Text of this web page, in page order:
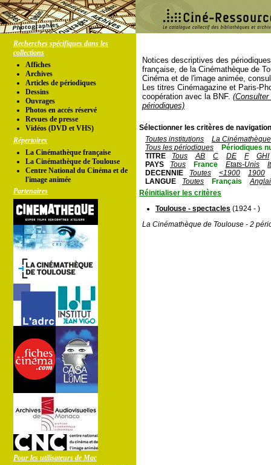
Recherches spécifiques dans les
collections
Affiches
Archives
Articles de périodiques
Dessins
Ouvrages
Photos en accés réservé
Revues de presse
Vidéos (DVD et VHS)
Répertoires
La Cinémathèque française
La Cinémathèque de Toulouse
Centre National du Cinéma et de
l'image animée
Partenaires
Pour les utilisateurs de Mac
Notices descriptives des
française, de la Cinémathèque de
Cinéma et de l'image animée,
Les titres Cinémagazine et Paris-
coopération avec la BNF.
périodiques)
Sélectionner les critères de
Toutes institutions
La
Tous les périodiques
Périodiques
TITRE
Tous AB C DE F
GHI
PAYS
Tous France Etats-Unis
DECENNIE
Toutes <1900
1900
LANGUE
Toutes Français
Réinitialiser les critères
Toulouse - spectacles (1924 - )
La Cinémathèque de Toulouse - 2